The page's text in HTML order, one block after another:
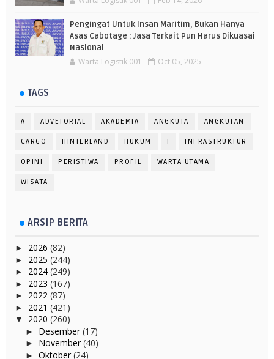
Pengingat Untuk Insan Maritim, Bukan Hanya
Asas Cabotage : Jasa Terkait Pun Harus Dikuasai
Nasional
Warta Logistik 001 Oct 05, 2025
TAGS
A ADVETORIAL AKADEMIA ANGKUTA ANGKUTAN
CARGO HINTERLAND HUKUM I INFRASTRUKTUR
OPINI PERISTIWA PROFIL WARTA UTAMA
WISATA
ARSIP BERITA
► 2026 (82)
► 2025 (244)
► 2024 (249)
► 2023 (167)
► 2022 (87)
► 2021 (421)
▼ 2020 (260)
► Desember(17)
► November(40)
► Oktober(24)